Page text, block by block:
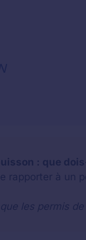
: que
rapporter à un
les permis